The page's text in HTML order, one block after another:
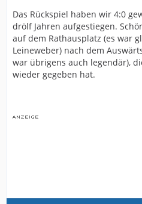
Das Rückspiel haben wir 4:0
drölf Jahren aufgestiegen.
auf dem Rathausplatz (es war
Leineweber) nach dem
war übrigens auch legendär),
wieder gegeben hat.